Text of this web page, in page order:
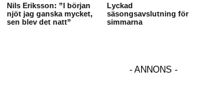
Nils Eriksson: ”I början
njöt jag ganska mycket,
sen blev det natt”
Lyckad
säsongsavslutning för
simmarna